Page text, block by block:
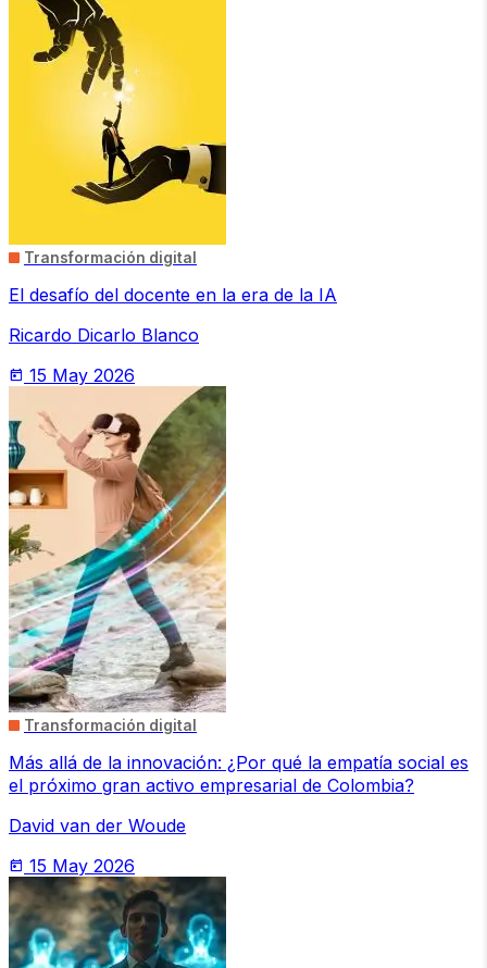
Transformación digital
El desafío del docente en la era de la IA
Ricardo Dicarlo Blanco
today 15 May 2026
Transformación digital
Más allá de la innovación: ¿Por qué la empatía social es
el próximo gran activo empresarial de Colombia?
David van der Woude
today 15 May 2026